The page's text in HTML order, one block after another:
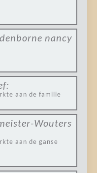
nancy
aan de familie
Wouters
aan de ganse